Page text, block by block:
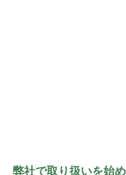
弊社で取り扱いを始め